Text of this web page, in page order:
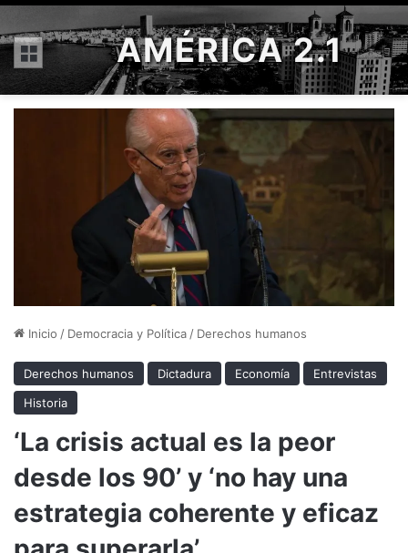
Menú AMÉRICA 2.1
Inicio / Democracia y Política / Derechos humanos
Derechos humanos Dictadura Economía
Entrevistas
Historia
‘La crisis actual es la peor
desde los 90’ y ‘no hay una
estrategia coherente y eficaz